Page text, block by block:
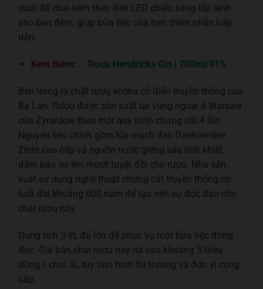
dưới đế chai kèm theo đèn LED chiếu sáng lấp lánh
vào ban đêm, giúp bữa tiệc của bạn thêm phần hấp
dẫn.
Xem thêm: Rượu Hendricks Gin | 700ml/41%
Bên trong là chất rượu vodka cổ điển truyền thống của
Ba Lan. Rượu được sản xuất tại vùng ngoại ô Warsaw
của Żyrardów theo một quy trình chưng cất 4 lần.
Nguyên liệu chính gồm lúa mạch đen Dankowskie
Złote cao cấp và nguồn nước giếng sâu tinh khiết,
đảm bảo sự êm mượt tuyệt đối cho rượu. Nhà sản
xuất sử dụng nghệ thuật chưng cất truyền thống có
tuổi đời khoảng 600 năm để tạo nên sự độc đáo cho
chai rượu này.
Dung tích 3 lít, đủ lớn để phục vụ một bữa tiệc đông
đúc. Giá bán chai rượu này rơi vào khoảng 5 triệu
đồng / chai 3L tùy tình hình thị trường và đơn vị cung
cấp.